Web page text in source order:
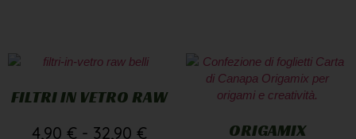
FILTRI IN VETRO RAW
4,90 € - 32,90 € ORIGAMIX